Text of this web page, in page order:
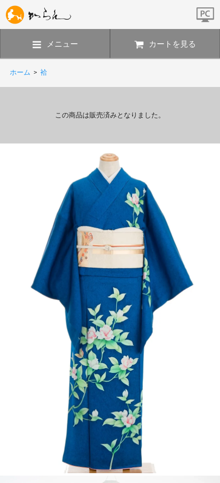
メニュー カートを見る
ホーム > 袷
この商品は販売済みとなりました。